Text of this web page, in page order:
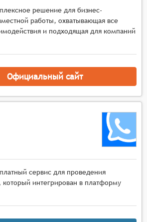
ведущих и модераторов,
переключения между
управления доступом к функциям и
инструменты с
чатом, функцией
приватными сообщениями,
общением в малых группах и
комментирования материалов в
решение для бизнес-
работы, охватывающая все
и подходящая для компаний
Официальный сайт
сервис для проведения
интегрирован в платформу